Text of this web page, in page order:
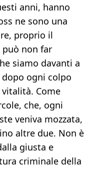
anni, hanno
ne sono una
proprio il
non far
siamo davanti a
ogni colpo
Come
che, ogni
veniva mozzata,
altre due. Non è
giusta e
criminale della